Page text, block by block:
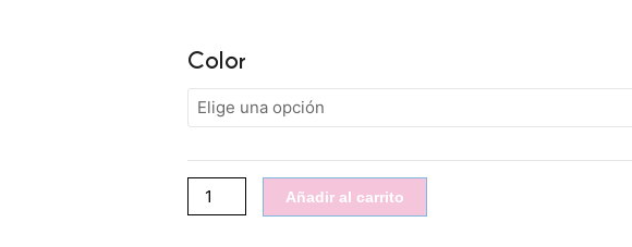
era:
$30.000.
es:
$20.000.
Color
Rubor
Minnie
Miis
cosmetics
Añadir al carrito